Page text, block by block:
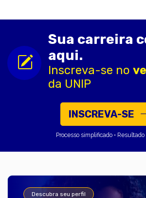
Sua carreira
aqui.
Inscreva-se no
da UNIP
INSCREVA-SE
Processo simplificado •
Descubra seu perfil